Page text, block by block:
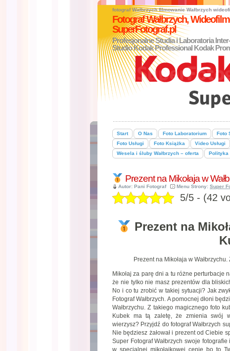
fotograf Wałbrzych filmowanie Wałbrzych
Fotograf Wałbrzych,
SuperFotograf.pl
Profesjonalne Studia i Laboratoria
Studio Kodak Professional Kodak
Start O Nas Foto Laboratorium Foto
Foto Usługi
Foto Książka Video Usługi
Wesela i śluby Wałbrzych – oferta
Polityka
Prezent na Mikołaja w
Autor: Pani Fotograf Menu Strony: Super
5/5 - (42
Prezent na
Prezent na Mikołaja w
Mikołaj za parę dni a tu różne perturbacje
że nie tylko nie masz prezentów dla
No i co tu zrobić w takiej sytuacji? Jak
Fotograf Wałbrzych. A pomocnej dłoni
Wałbrzychu. Z takiego magicznego foto
Kubek ma tą zaletę, że zmienia swój
wierzysz? Przyjdź do fotograf Wałbrzych
Nie będziesz żałował i prezent od Ciebie
Super Fotograf Wałbrzych swoje
w specjalnej mikołajkowej cenie bo to